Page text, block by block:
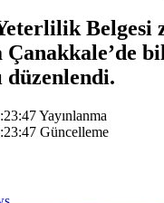
Belgesi
Çanakkale’de
düzenlendi.
Yayınlanma
Güncelleme